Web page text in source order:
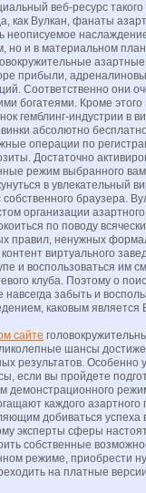
веб-ресурс такого
как Вулкан, фанаты
неописуемое
но и в материальном
прибыли,
Соответственно они
богатеями. Кроме этого
гемблинг-индустрии в
абсолютно
операции по
Достаточно
режим выбранного
в увлекательный
браузера.
организации
по поводу
правил, ненужных
виртуального
и воспользоваться им
клуба. Поэтому о
навсегда забыть и
каковым является
сайте
шансы
результатов. Особенно
если вы пройдете
демонстрационного
каждого
добиваться успеха
эксперты сферы
собственные
режиме, приобрести
на платные